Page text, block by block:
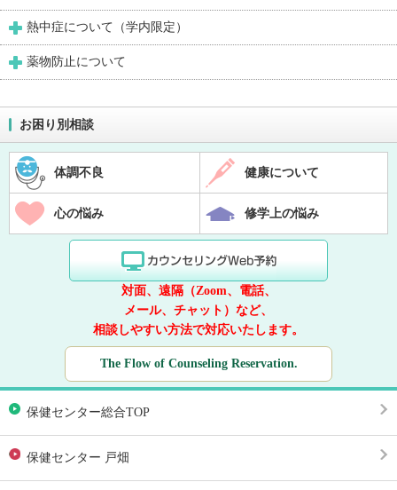
熱中症について（学内限定）
薬物防止について
お困り別相談
体調不良 健康について
心の悩み 修学上の悩み
対面、遠隔（Zoom、電話、
メール、チャット）など、
相談しやすい方法で対応いたします。
The Flow of Counseling Reservation.
保健センター総合TOP
保健センター 戸畑